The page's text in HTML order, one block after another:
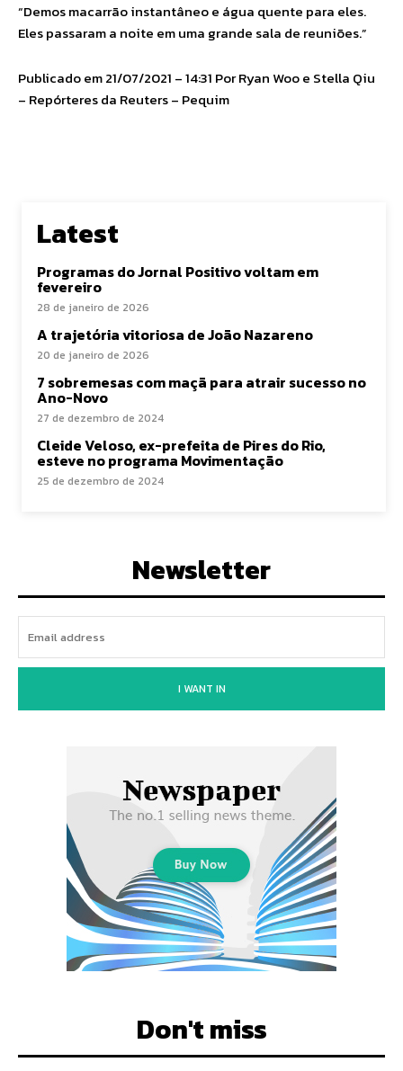
“Demos macarrão instantâneo e água quente para eles.
Eles passaram a noite em uma grande sala de reuniões.”
Publicado em 21/07/2021 – 14:31 Por Ryan Woo e Stella Qiu
– Repórteres da Reuters – Pequim
Latest
Programas do Jornal Positivo voltam em
fevereiro
28 de janeiro de 2026
A trajetória vitoriosa de João Nazareno
20 de janeiro de 2026
7 sobremesas com maçã para atrair sucesso no
Ano-Novo
27 de dezembro de 2024
Cleide Veloso, ex-prefeita de Pires do Rio,
esteve no programa Movimentação
25 de dezembro de 2024
Newsletter
I WANT IN
Don't miss